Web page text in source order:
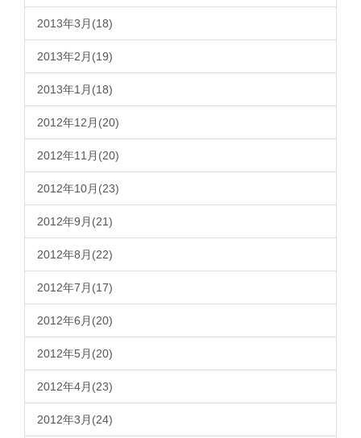
2013年3月(18)
2013年2月(19)
2013年1月(18)
2012年12月(20)
2012年11月(20)
2012年10月(23)
2012年9月(21)
2012年8月(22)
2012年7月(17)
2012年6月(20)
2012年5月(20)
2012年4月(23)
2012年3月(24)